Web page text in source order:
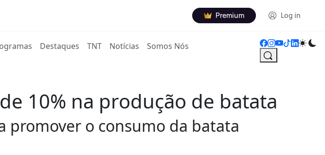
Premium Log in
Destaques TNT Notícias Somos Nós
10% na produção de batata
promover o consumo da batata